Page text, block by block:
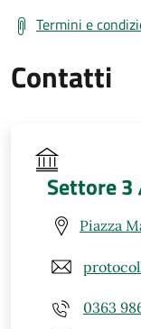
Termini e
Contatti
Settore 3
Piazza
0363